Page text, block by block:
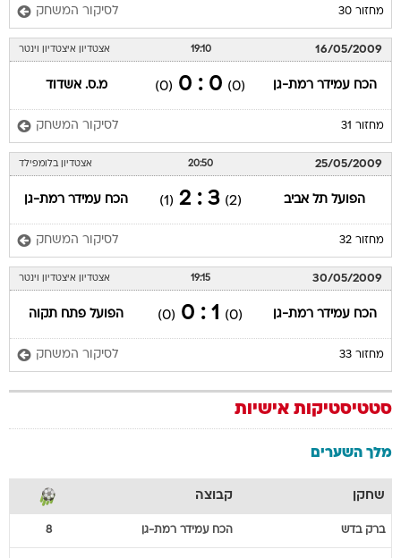
מחזור 30 לסיקור המשחק
16/05/2009
19:10 אצטדיון איצטדיון וינטר
הכח עמידר רמת-גן (0)
0 : 0
(0) מ.ס. אשדוד
מחזור 31 לסיקור המשחק
25/05/2009
20:50 אצטדיון בלומפילד
הפועל תל אביב (2)
3 : 2
(1) הכח עמידר רמת-גן
מחזור 32 לסיקור המשחק
30/05/2009
19:15 אצטדיון איצטדיון וינטר
הכח עמידר רמת-גן (0)
1 : 0
(0) הפועל פתח תקוה
מחזור 33 לסיקור המשחק
סטטיסטיקות אישיות
מלך השערים
שחקן קבוצה
ברק בדש הכח עמידר רמת-גן 8